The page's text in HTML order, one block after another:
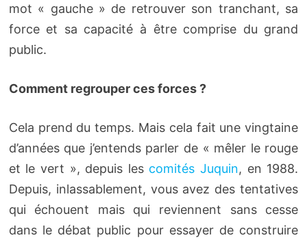
mot « gauche » de retrouver son tranchant, sa
force et sa capacité à être comprise du grand
public.
Comment regrouper ces forces ?
Cela prend du temps. Mais cela fait une vingtaine
d’années que j’entends parler de « mêler le rouge
et le vert », depuis les comités Juquin, en 1988.
Depuis, inlassablement, vous avez des tentatives
qui échouent mais qui reviennent sans cesse
dans le débat public pour essayer de construire